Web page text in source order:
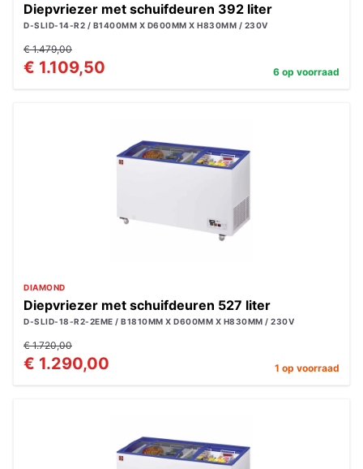
Diepvriezer met schuifdeuren 392 liter
D-SLID-14-R2 / B1400MM X D600MM X H830MM / 230V
€ 1.479,00
€ 1.109,50 6 op voorraad
DIAMOND
Diepvriezer met schuifdeuren 527 liter
D-SLID-18-R2-2EME / B1810MM X D600MM X H830MM / 230V
€ 1.720,00
€ 1.290,00 1 op voorraad